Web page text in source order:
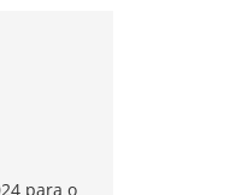
para o